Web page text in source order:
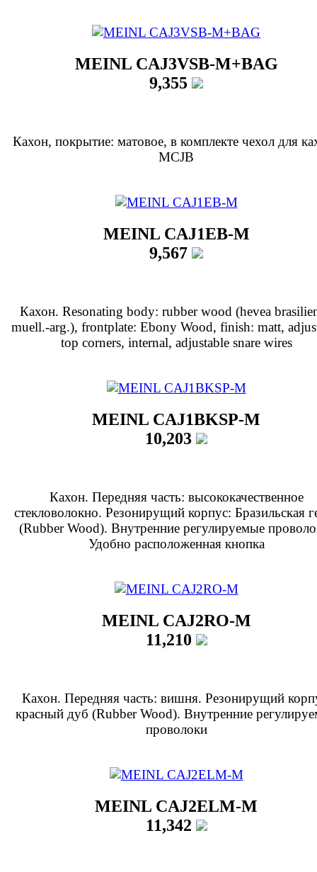
MEINL CAJ3VSB-M+BAG
9,355
Кахон, покрытие: матовое, в комплекте чехол для
MCJB
MEINL CAJ1EB-M
9,567
Кахон. Resonating body: rubber wood (hevea
muell.-arg.), frontplate: Ebony Wood, finish: matt,
top corners, internal, adjustable snare wires
MEINL CAJ1BKSP-M
10,203
Кахон. Передняя часть: высококачественное
стекловолокно. Резонирущий корпус: Бразильская
(Rubber Wood). Внутренние регулируемые
Удобно расположенная кнопка
MEINL CAJ2RO-M
11,210
Кахон. Передняя часть: вишня. Резонирущий
красный дуб (Rubber Wood). Внутренние
проволоки
MEINL CAJ2ELM-M
11,342